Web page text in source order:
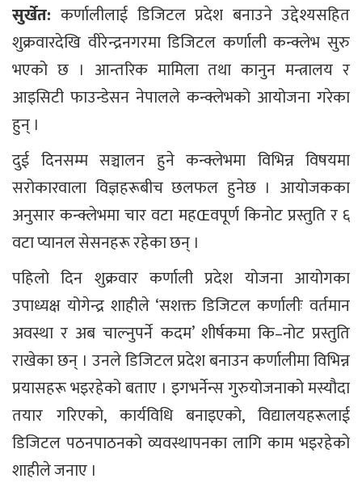
सुर्खेत:कर्णालीलाई डिजिटल प्रदेश बनाउने उद्देश्यसहित
शुक्रवारदेखि वीरेन्द्रनगरमा डिजिटल कर्णाली कन्क्लेभ सुरु
भएको छ । आन्तरिक मामिला तथा कानुन मन्त्रालय र
आइसिटी फाउन्डेसन नेपालले कन्क्लेभको आयोजना गरेका
हुन् ।
दुई दिनसम्म सञ्चालन हुने कन्क्लेभमा विभिन्न विषयमा
सरोकारवाला विज्ञहरूबीच छलफल हुनेछ । आयोजकका
अनुसार कन्क्लेभमा चार वटा महŒवपूर्ण किनोट प्रस्तुति र ६
वटा प्यानल सेसनहरू रहेका छन् ।
पहिलो दिन शुक्रवार कर्णाली प्रदेश योजना आयोगका
उपाध्यक्ष योगेन्द्र शाहीले ‘सशक्त डिजिटल कर्णालीः वर्तमान
अवस्था र अब चाल्नुपर्ने कदम’ शीर्षकमा कि–नोट प्रस्तुति
राखेका छन् । उनले डिजिटल प्रदेश बनाउन कर्णालीमा विभिन्न
प्रयासहरू भइरहेको बताए । इगभर्नेन्स गुरुयोजनाको मस्यौदा
तयार गरिएको, कार्यविधि बनाइएको, विद्यालयहरूलाई
डिजिटल पठनपाठनको व्यवस्थापनका लागि काम भइरहेको
शाहीले जनाए ।